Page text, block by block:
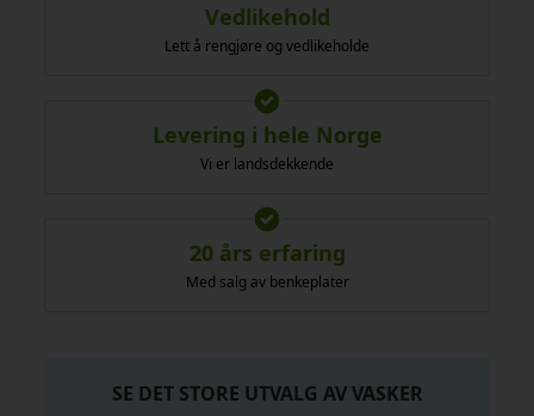
Vedlikehold
Lett å rengjøre og vedlikeholde
Levering i hele Norge
Vi er landsdekkende
20 års erfaring
Med salg av benkeplater
SE DET STORE UTVALG AV VASKER